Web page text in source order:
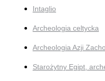
Intaglio
Archeologia celtycka
Archeologia Azji
Starożytny Egipt,